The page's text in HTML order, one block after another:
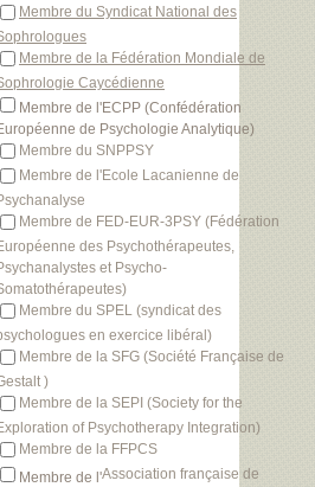
Membre du Syndicat National des
Membre de la Fédération Mondiale de
Caycédienne
Membre de l'ECPP (Confédération
de Psychologie Analytique)
Membre du SNPPSY
Membre de l'Ecole Lacanienne de
Membre de FED-EUR-3PSY (Fédération
des Psychothérapeutes,
et Psycho-
Membre du SPEL (syndicat des
en exercice libéral)
Membre de la SFG (Société Française de
)
Membre de la SEPI (Society for the
of Psychotherapy Integration)
Membre de la FFPCS
Membre de l'Association française de